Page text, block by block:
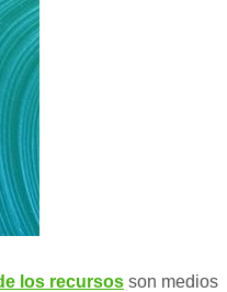
los recursos son medios